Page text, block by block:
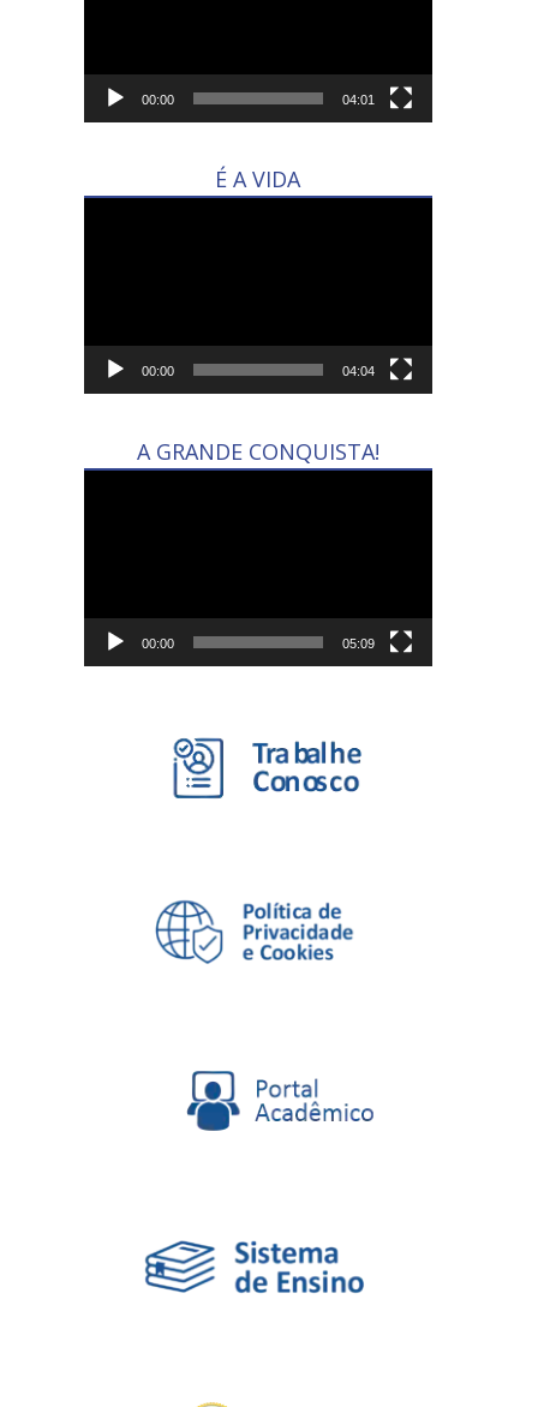
00:00 04:01
É A VIDA
00:00 04:04
A GRANDE CONQUISTA!
00:00 05:09